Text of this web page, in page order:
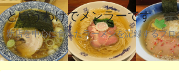
というわけでメンラーです
新店を中心に食べたラーメンを記録するブロ